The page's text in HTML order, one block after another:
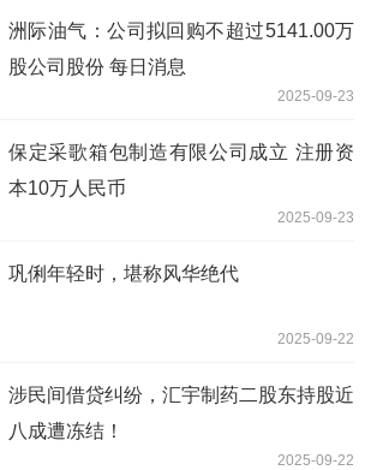
洲际油气：公司拟回购不超过5141.00万
股公司股份 每日消息
2025-09-23
保定采歌箱包制造有限公司成立 注册资
本10万人民币
2025-09-23
巩俐年轻时，堪称风华绝代
2025-09-22
涉民间借贷纠纷，汇宇制药二股东持股近
八成遭冻结！
2025-09-22